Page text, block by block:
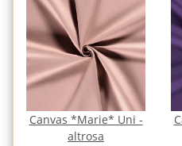
Canvas *Marie* Uni -
altrosa